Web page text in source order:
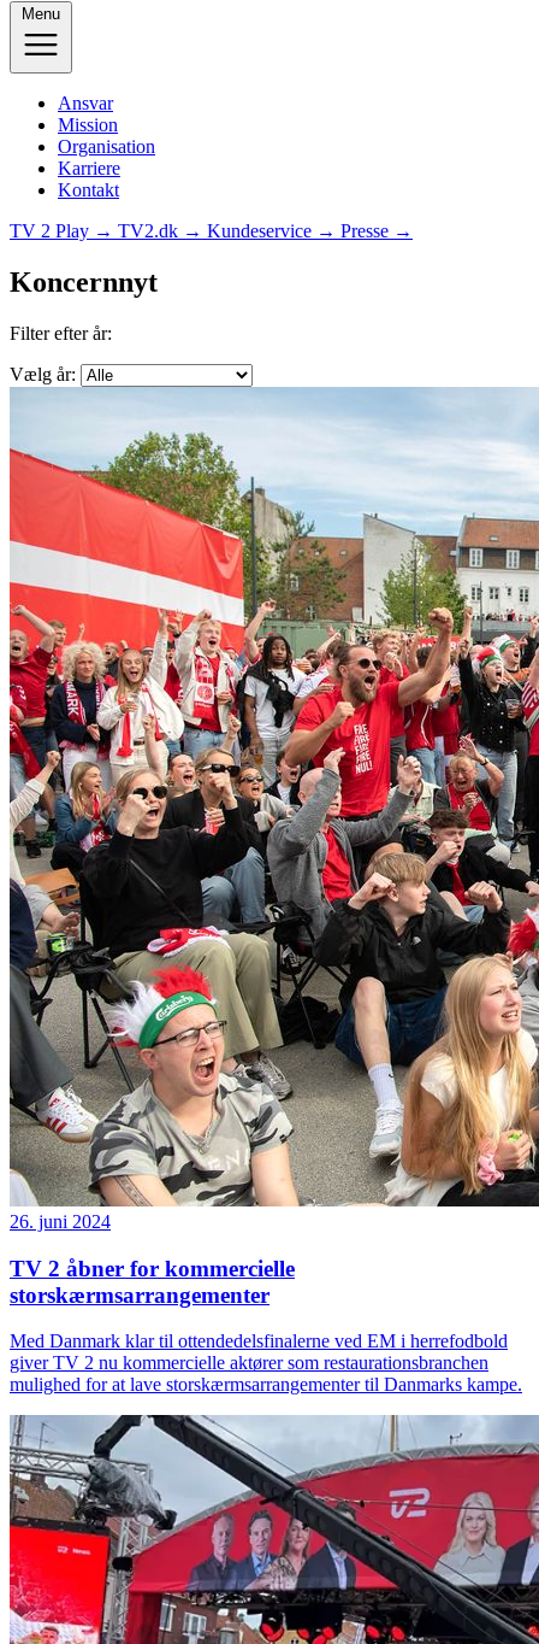
Menu
Ansvar
Mission
Organisation
Karriere
Kontakt
TV 2 Play → TV2.dk → Kundeservice → Presse →
Koncernnyt
Filter efter år:
Vælg år:
26. juni 2024
TV 2 åbner for kommercielle
storskærmsarrangementer
Med Danmark klar til ottendedelsfinalerne ved EM i herrefodbold
giver TV 2 nu kommercielle aktører som restaurationsbranchen
mulighed for at lave storskærmsarrangementer til Danmarks kampe.